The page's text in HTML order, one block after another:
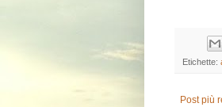
Etichette:
Post più